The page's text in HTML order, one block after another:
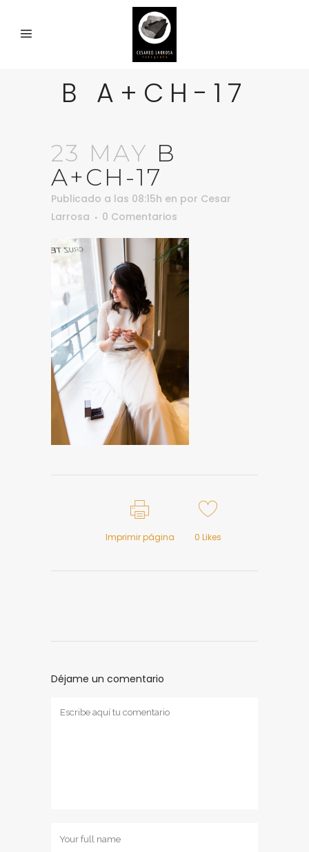
B A+CH-17
23 MAY B
A+CH-17
Publicado a las 08:15h en por Cesar
Larrosa
0 Comentarios
Imprimir página 0 Likes
Déjame un comentario